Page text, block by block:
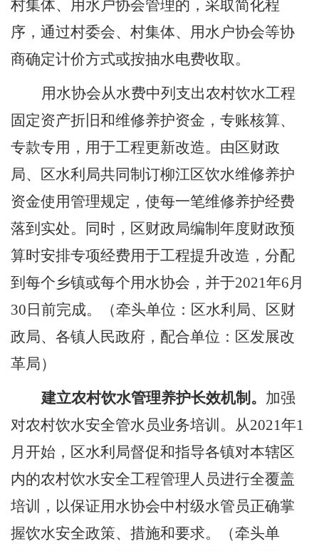
村集体、用水户协会管理的，采取简化程
序，通过村委会、村集体、用水户协会等协
商确定计价方式或按抽水电费收取。
用水协会从水费中列支出农村饮水工程
固定资产折旧和维修养护资金，专账核算、
专款专用，用于工程更新改造。 由区财政
局、区水利局共同制订柳江区饮水维修养护
资金使用管理规定 ， 使每一笔维修养护经费
落到实处。
同时，区财政局编制年度财政预
算时安排专项经费用于工程提升改造， 分配
到 每个乡镇或每个用水协会，并于2021年6月
30 日前完成。（牵头单位：区水利局、 区财
政局、 各镇人民政府 ， 配合单位： 区发展改
革局）
建立农村饮水管理养护长效机制。 加强
对农村饮水安全管水员业务培训。 从2021年1
月开始，区水利局督促和指导各镇对本辖区
内的农村饮水安全工程管理人员进行全覆盖
培训，以保证用水协会中村级水管员正确掌
握饮水安全政策、措施和要求。（牵头单